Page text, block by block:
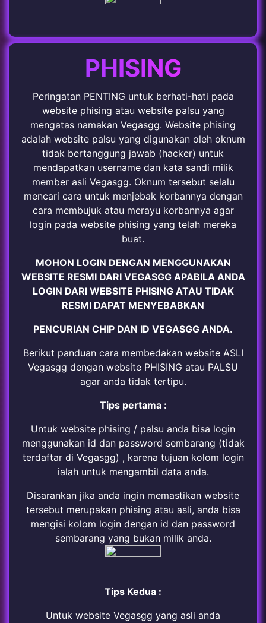
PHISING
Peringatan PENTING untuk berhati-hati pada
website phising atau website palsu yang
mengatas namakan Vegasgg. Website phising
adalah website palsu yang digunakan oleh oknum
tidak bertanggung jawab (hacker) untuk
mendapatkan username dan kata sandi milik
member asli Vegasgg. Oknum tersebut selalu
mencari cara untuk menjebak korbannya dengan
cara membujuk atau merayu korbannya agar
login pada website phising yang telah mereka
buat.
MOHON LOGIN DENGAN MENGGUNAKAN
WEBSITE RESMI DARI VEGASGG APABILA ANDA
LOGIN DARI WEBSITE PHISING ATAU TIDAK
RESMI DAPAT MENYEBABKAN
PENCURIAN CHIP DAN ID VEGASGG ANDA.
Berikut panduan cara membedakan website ASLI
Vegasgg dengan website PHISING atau PALSU
agar anda tidak tertipu.
Tips pertama :
Untuk website phising / palsu anda bisa login
menggunakan id dan password sembarang (tidak
terdaftar di Vegasgg) , karena tujuan kolom login
ialah untuk mengambil data anda.
Disarankan jika anda ingin memastikan website
tersebut merupakan phising atau asli, anda bisa
mengisi kolom login dengan id dan password
sembarang yang bukan milik anda.
Tips Kedua :
Untuk website Vegasgg yang asli anda